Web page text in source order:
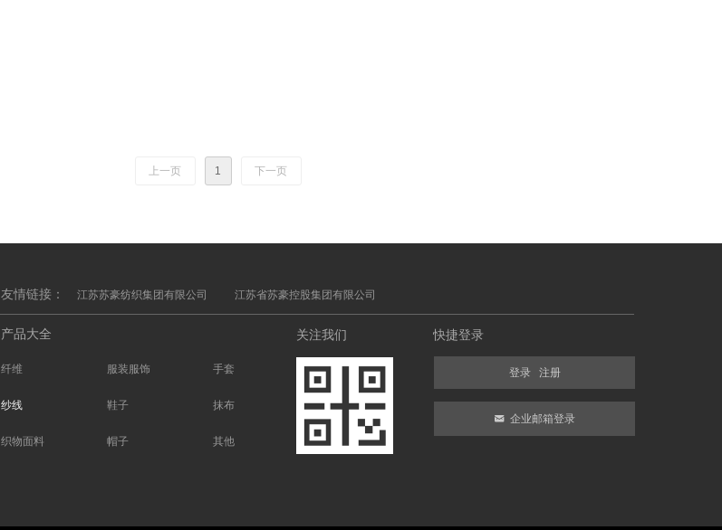
上一页 1 下一页
江苏苏豪纺织集团有限公司 江苏省苏豪控股集团有限公司
友情链接：
낂 企业邮箱登录
登录 注册
快捷登录
手套
抹布
其他
关注我们
产品大全
服装服饰
鞋子
帽子
纤维
纱线
织物面料